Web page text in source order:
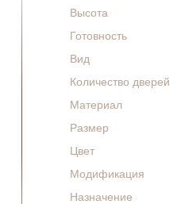
Высота
Готовность
Вид
Количество дверей
Материал
Размер
Цвет
Модификация
Назначение